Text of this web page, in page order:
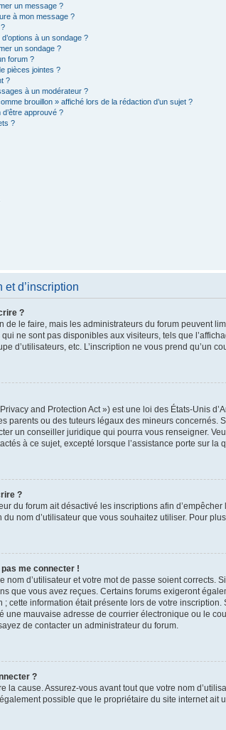
un message ?
à mon message ?
à un sondage ?
un sondage ?
forum ?
pièces jointes ?
?
à un modérateur ?
brouillon » affiché lors de la rédaction d’un sujet ?
approuvé ?
?
et d’inscription
?
de le faire, mais les administrateurs du forum peuvent
ne sont pas disponibles aux visiteurs, tels que
d’utilisateurs, etc. L’inscription ne vous prend qu’un
and Protection Act ») est une loi des États-Unis
parents ou des tuteurs légaux des mineurs
un conseiller juridique qui pourra vous renseigner.
à ce sujet, excepté lorsque l’assistance porte sur
?
du forum ait désactivé les inscriptions afin
du nom d’utilisateur que vous souhaitez utiliser. Pour
me connecter !
nom d’utilisateur et votre mot de passe soient corrects.
que vous avez reçues. Certains forums exigeront
cette information était présente lors de votre
une mauvaise adresse de courrier électronique ou le
de contacter un administrateur du forum.
?
la cause. Assurez-vous avant tout que votre nom
possible que le propriétaire du site internet ait